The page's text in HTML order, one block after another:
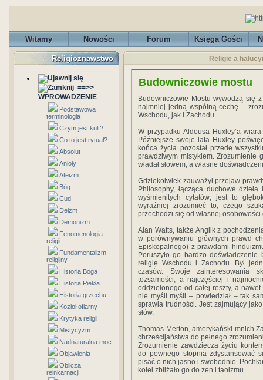
Witamy Nowości Forum Księga Gości
Religioznawstwo
==>>
WPROWADZENIE
Podstawowa
terminologia
Czym jest kult?
Co to jest rytuał?
Absolut
Anioły
Ateizm
Bóg
Cud
Deizm
Demonizm
Fenomenologia
religii
Fundamentalizm
religijny
Historia Boga
Historia Piekła
Historia grzechu
Kozioł ofiarny
Krytyka religii
Mistycyzm
Nadnaturalna moc
Objawienia
Oblicza
reinkarnacji
Religie a
Budowniczowie mostu
Budowniczowie Mostu wywodzą się
najmniej jedną wspólną cechę –
Wschodu, jak i Zachodu.
W przypadku Aldousa Huxley’a
Późniejsze swoje lata Huxley
końca życia pozostał przede
prawdziwym mistykiem. Zrozumienie
władał słowem, a własne
Gdziekolwiek zauważył przejaw
Philosophy, łącząca duchowe
wyśmienitych cytatów; jest to
wyraźniej zrozumieć to, czego
przechodzi się od własnej
Alan Watts, także Anglik z
w porównywaniu głównych prawd
Episkopalnego) z prawdami
Poruszyło go bardzo
religię Wschodu i Zachodu. Był
czasów. Swoje zainteresowania
tożsamości, a najczęściej i
oddzielonego od całej reszty, a
nie myśli myśli – powiedział – tak
sprawia trudności. Jest zajmujący
słów.
Thomas Merton, amerykański mnich
chrześcijaństwa do pełnego
Zrozumienie zawdzięcza życiu
do pewnego stopnia zdystansować
pisać o nich jasno i swobodnie.
kolei zbliżało go do zen i taoizmu.